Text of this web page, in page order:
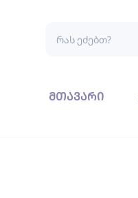
მთავარი